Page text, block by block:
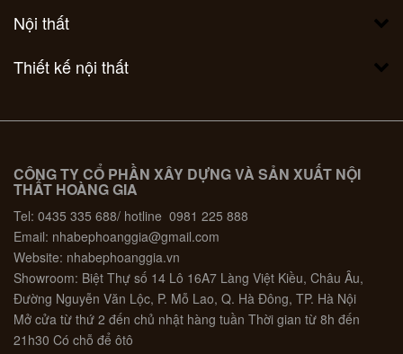
Nội thất
Thiết kế nội thất
CÔNG TY CỔ PHẦN XÂY DỰNG VÀ SẢN XUẤT NỘI
THẤT HOÀNG GIA
Tel: 0435 335 688/ hotline 0981 225 888
Email: nhabephoanggia@gmail.com
Website: nhabephoanggia.vn
Showroom: Biệt Thự số 14 Lô 16A7 Làng Việt Kiều, Châu Âu,
Đường Nguyễn Văn Lộc, P. Mỗ Lao, Q. Hà Đông, TP. Hà Nội
Mở cửa từ thứ 2 đến chủ nhật hàng tuần Thời gian từ 8h đến
21h30 Có chỗ để ôtô